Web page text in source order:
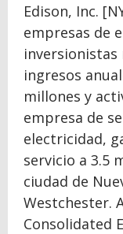
Edison, Inc.
empresas de
inversionistas
ingresos
millones y
empresa de
electricidad,
servicio a 3.5
ciudad de
Westchester.
Consolidated